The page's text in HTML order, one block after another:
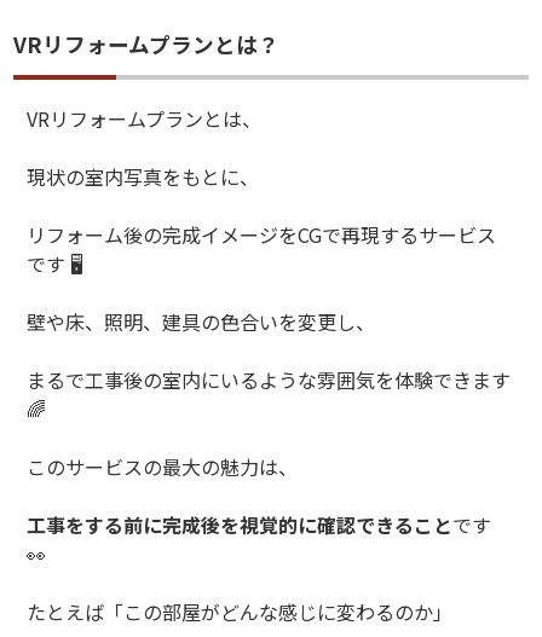
VRリフォームプランとは？
VRリフォームプランとは、
現状の室内写真をもとに、
リフォーム後の完成イメージをCGで再現するサービス
です 🖥️
壁や床、照明、建具の色合いを変更し、
まるで工事後の室内にいるような雰囲気を体験できます
🌈
このサービスの最大の魅力は、
工事をする前に完成後を視覚的に確認できることです
👀
たとえば「この部屋がどんな感じに変わるのか」